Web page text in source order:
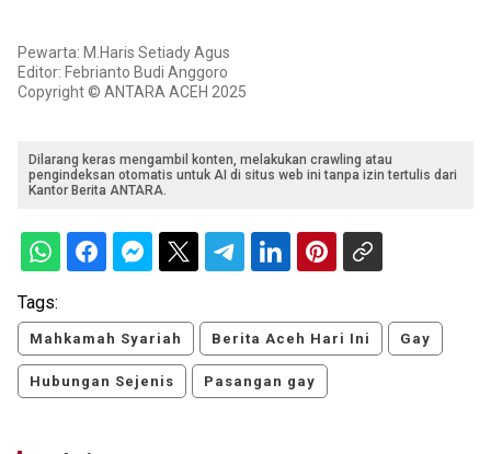
Pewarta: M.Haris Setiady Agus
Editor: Febrianto Budi Anggoro
Copyright © ANTARA ACEH 2025
Dilarang keras mengambil konten, melakukan crawling atau
pengindeksan otomatis untuk AI di situs web ini tanpa izin tertulis dari
Kantor Berita ANTARA.
Tags:
Mahkamah Syariah Berita Aceh Hari Ini Gay
Hubungan Sejenis Pasangan gay